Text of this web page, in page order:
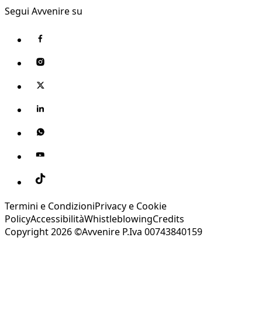
Segui Avvenire su
Termini e CondizioniPrivacy e Cookie
PolicyAccessibilitàWhistleblowingCredits
Copyright 2026 ©Avvenire P.Iva 00743840159